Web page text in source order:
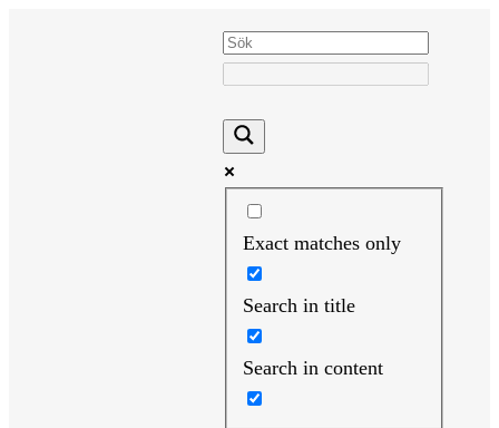
Exact matches only
Search in title
Search in content